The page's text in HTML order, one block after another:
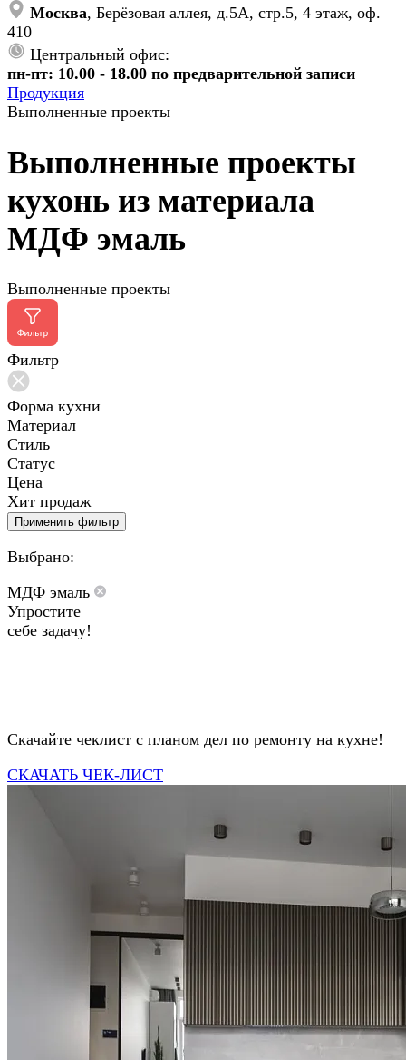
Москва, Берёзовая аллея, д.5А, стр.5, 4 этаж, оф.
410
Центральный офис:
пн-пт: 10.00 - 18.00 по предварительной записи
Продукция
Выполненные проекты
Выполненные проекты
кухонь из материала
МДФ эмаль
Выполненные проекты
Фильтр
Форма кухни
Материал
Стиль
Статус
Цена
Хит продаж
Применить фильтр
Выбрано:
МДФ эмаль
Упростите
себе задачу!
Скачайте чеклист с планом дел по ремонту на кухне!
СКАЧАТЬ ЧЕК-ЛИСТ